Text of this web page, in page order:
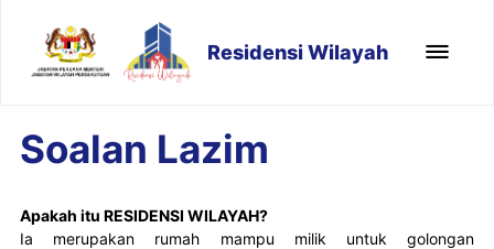
Residensi Wilayah
Soalan Lazim
Apakah itu RESIDENSI WILAYAH?
Ia merupakan rumah mampu milik untuk golongan